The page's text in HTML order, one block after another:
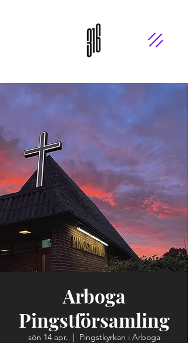
Arboga
Pingstförsamling
sön 14 apr.
  |
Pingstkyrkan i Arboga